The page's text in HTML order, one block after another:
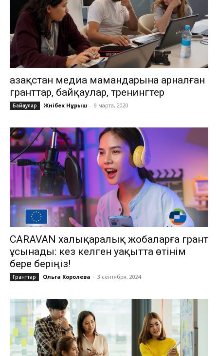
Қазақстан медиа мамандарына арналған
гранттар, байқаулар, тренингтер
Байқаулар Жәнібек Нұрыш - 9 марта, 2020
CARAVAN халықаралық жобаларға грант
ұсынады: кез келген уақытта өтінім
бере беріңіз!
Гранттар Ольга Королева - 3 сентября, 2024